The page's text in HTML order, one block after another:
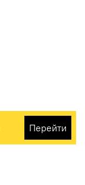
Перейти